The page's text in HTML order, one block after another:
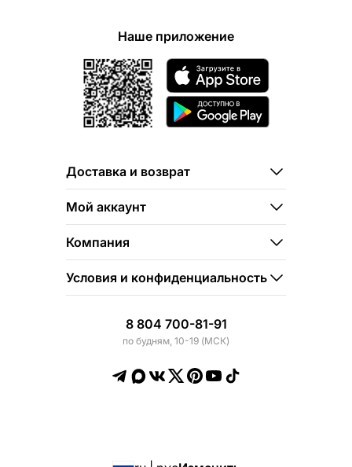
Наше приложение
Доставка и возврат
Мой аккаунт
Компания
Условия и конфиденциальность
8 804 700-81-91
по будням, 10-19 (МСК)